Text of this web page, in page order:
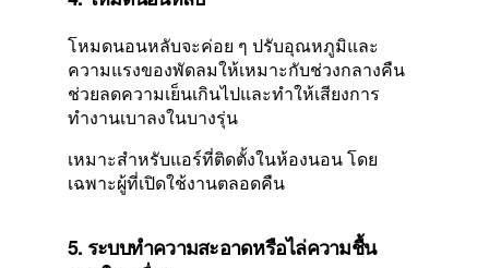
โหมดนอนหลับจะค่อย ๆ ปรับอุณหภูมิและ
ความแรงของพัดลมให้เหมาะกับช่วงกลางคืน
ช่วยลดความเย็นเกินไปและทำให้เสียงการ
ทำงานเบาลงในบางรุ่น
เหมาะสำหรับแอร์ที่ติดตั้งในห้องนอน โดย
เฉพาะผู้ที่เปิดใช้งานตลอดคืน
5. ระบบทำความสะอาดหรือไล่ความชื้น